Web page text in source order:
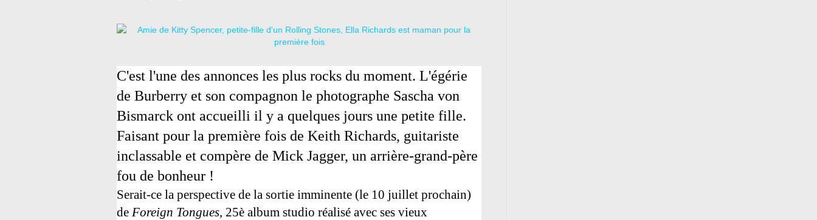
C'est l'une des annonces les plus rocks du moment. L'égérie
de Burberry et son compagnon le photographe Sascha von
Bismarck ont accueilli il y a quelques jours une petite fille.
Faisant pour la première fois de Keith Richards, guitariste
inclassable et compère de Mick Jagger, un arrière-grand-père
fou de bonheur !
Serait-ce la perspective de la sortie imminente (le 10 juillet prochain)
de Foreign Tongues, 25è album studio réalisé avec ses vieux